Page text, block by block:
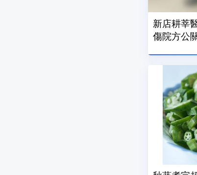
新店耕莘
傷院方公